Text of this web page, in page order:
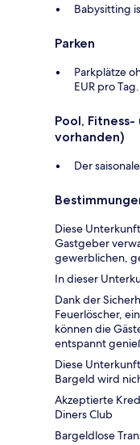
Babysitting
Parken
Parkplätze
EUR pro Tag.
Pool,
vorhanden)
Der
Diese
Gastgeber
gewerblichen,
In dieser
Dank der
Feuerlöscher,
können die
entspannt
Diese
Bargeld wird
Akzeptierte
Diners Club
Bargeldlose